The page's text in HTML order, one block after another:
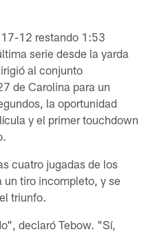
12 restando 1:53
serie desde la yarda
al conjunto
de Carolina para un
la oportunidad
y el primer touchdown
cuatro jugadas de los
tiro incompleto, y se
triunfo.
declaró Tebow. "Sí,